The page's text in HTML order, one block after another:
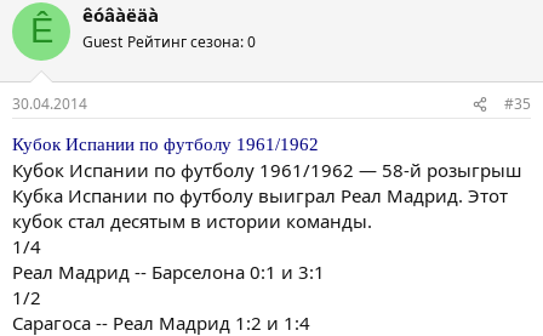
Ê êóâàëäà
Guest Рейтинг сезона: 0
30.04.2014 #35
Кубок Испании по футболу 1961/1962
Кубок Испании по футболу 1961/1962 — 58-й розыгрыш
Кубка Испании по футболу выиграл Реал Мадрид. Этот
кубок стал десятым в истории команды.
1/4
Реал Мадрид -- Барселона 0:1 и 3:1
1/2
Сарагоса -- Реал Мадрид 1:2 и 1:4